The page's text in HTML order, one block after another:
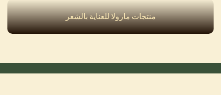
منتجات مارولا للعناية بالشعر